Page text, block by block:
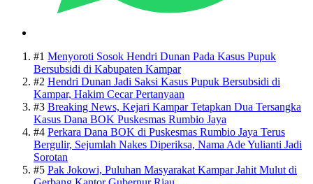
#1 Menyoroti Sosok Hendri Dunan Pada Kasus Pupuk
Bersubsidi di Kabupaten Kampar
#2 Hendri Dunan Jadi Saksi Kasus Pupuk Bersubsidi di
Kampar, Hakim Cecar Pertanyaan
#3 Breaking News, Kejari Kampar Tetapkan Dua Tersangka
Kasus Dana BOK Puskesmas Rumbio Jaya
#4 Perkara Dana BOK di Puskesmas Rumbio Jaya Terus
Bergulir, Sejumlah Nakes Diperiksa, Nama Ade Yulianti Jadi
Sorotan
#5 Pak Jokowi, Puluhan Masyarakat Kampar Jahit Mulut di